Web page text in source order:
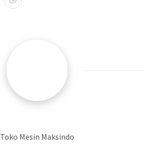
Toko Mesin Maksindo